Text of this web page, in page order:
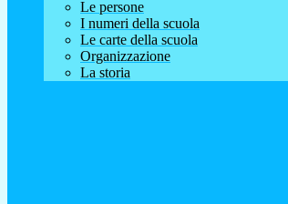
Le persone
I numeri della scuola
Le carte della scuola
Organizzazione
La storia